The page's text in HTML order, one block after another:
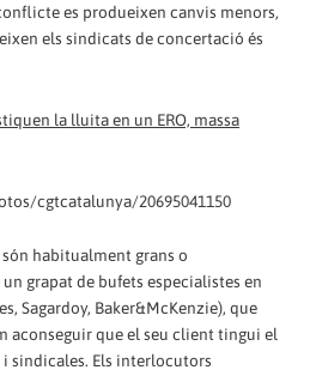
es produeixen canvis menors,
els sindicats de concertació és
cgtcatalunya/20695041150
són habitualment grans o
grapat de bufets especialistes en
Sagardoy, Baker&McKenzie), que
aconseguir que el seu client tingui el
sindicales. Els interlocutors